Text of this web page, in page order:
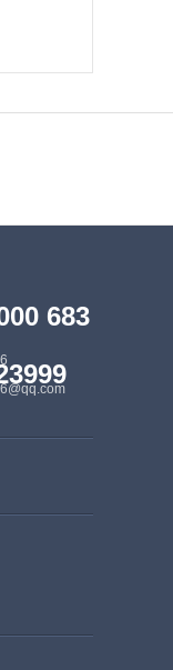
布独
月，因
9月18
将军为
，成
“缅甸
法，解
力机
，国名
义共和
”。200
年依据
甸第一
日，
683